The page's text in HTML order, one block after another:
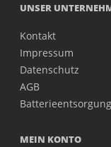
UNSER
Kontakt
Impressum
Datenschutz
AGB
Batterieentsorgung
MEIN KONTO